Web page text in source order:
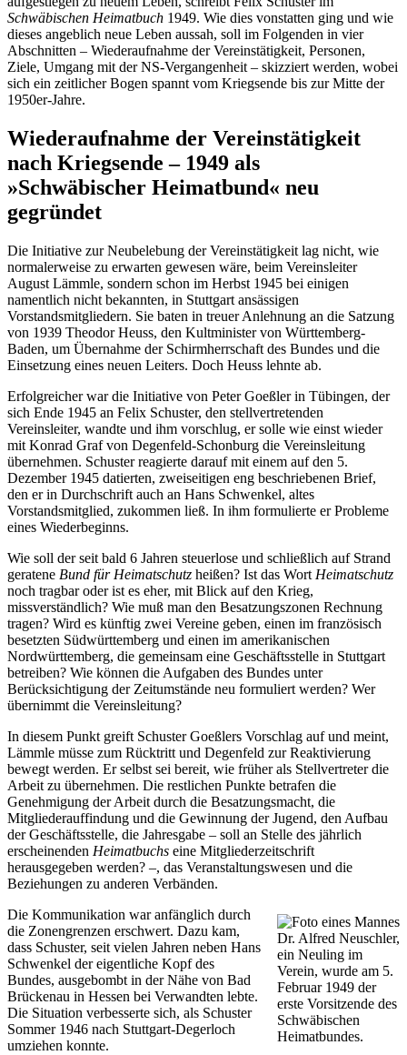
Schwäbischen Heimatbuch 1949. Wie dies vonstatten ging und wie
dieses angeblich neue Leben aussah, soll im Folgenden in vier
Abschnitten – Wiederaufnahme der Vereinstätigkeit, Personen,
Ziele, Umgang mit der NS-Vergangenheit – skizziert werden, wobei
sich ein zeitlicher Bogen spannt vom Kriegsende bis zur Mitte der
1950er-Jahre.
Wiederaufnahme der Vereinstätigkeit
nach Kriegsende – 1949 als
»Schwäbischer Heimatbund« neu
gegründet
Die Initiative zur Neubelebung der Vereinstätigkeit lag nicht, wie
normalerweise zu erwarten gewesen wäre, beim Vereinsleiter
August Lämmle, sondern schon im Herbst 1945 bei einigen
namentlich nicht bekannten, in Stuttgart ansässigen
Vorstandsmitgliedern. Sie baten in treuer Anlehnung an die Satzung
von 1939 Theodor Heuss, den Kultminister von Württemberg-
Baden, um Übernahme der Schirmherrschaft des Bundes und die
Einsetzung eines neuen Leiters. Doch Heuss lehnte ab.
Erfolgreicher war die Initiative von Peter Goeßler in Tübingen, der
sich Ende 1945 an Felix Schuster, den stellvertretenden
Vereinsleiter, wandte und ihm vorschlug, er solle wie einst wieder
mit Konrad Graf von Degenfeld-Schonburg die Vereinsleitung
übernehmen. Schuster reagierte darauf mit einem auf den 5.
Dezember 1945 datierten, zweiseitigen eng beschriebenen Brief,
den er in Durchschrift auch an Hans Schwenkel, altes
Vorstandsmitglied, zukommen ließ. In ihm formulierte er Probleme
eines Wiederbeginns.
Wie soll der seit bald 6 Jahren steuerlose und schließlich auf Strand
geratene Bund für Heimatschutz heißen? Ist das Wort Heimatschutz
noch tragbar oder ist es eher, mit Blick auf den Krieg,
missverständlich? Wie muß man den Besatzungszonen Rechnung
tragen? Wird es künftig zwei Vereine geben, einen im französisch
besetzten Südwürttemberg und einen im amerikanischen
Nordwürttemberg, die gemeinsam eine Geschäftsstelle in Stuttgart
betreiben? Wie können die Aufgaben des Bundes unter
Berücksichtigung der Zeitumstände neu formuliert werden? Wer
übernimmt die Vereinsleitung?
In diesem Punkt greift Schuster Goeßlers Vorschlag auf und meint,
Lämmle müsse zum Rücktritt und Degenfeld zur Reaktivierung
bewegt werden. Er selbst sei bereit, wie früher als Stellvertreter die
Arbeit zu übernehmen. Die restlichen Punkte betrafen die
Genehmigung der Arbeit durch die Besatzungsmacht, die
Mitgliederauffindung und die Gewinnung der Jugend, den Aufbau
der Geschäftsstelle, die Jahresgabe – soll an Stelle des jährlich
erscheinenden Heimatbuchs eine Mitgliederzeitschrift
herausgegeben werden? –, das Veranstaltungswesen und die
Beziehungen zu anderen Verbänden.
Dr. Alfred Neuschler,
ein Neuling im
Verein, wurde am 5.
Februar 1949 der
erste Vorsitzende des
Schwäbischen
Heimatbundes.
Die Kommunikation war anfänglich durch
die Zonengrenzen erschwert. Dazu kam,
dass Schuster, seit vielen Jahren neben Hans
Schwenkel der eigentliche Kopf des
Bundes, ausgebombt in der Nähe von Bad
Brückenau in Hessen bei Verwandten lebte.
Die Situation verbesserte sich, als Schuster
Sommer 1946 nach Stuttgart-Degerloch
umziehen konnte.